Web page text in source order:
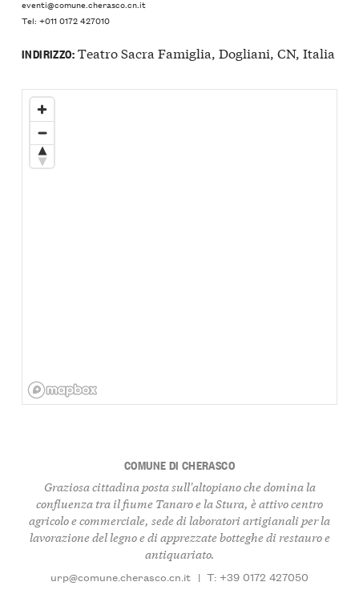
eventi@comune.cherasco.cn.it
Tel: +011 0172 427010
INDIRIZZO:Teatro Sacra Famiglia, Dogliani, CN, Italia
COMUNE DI CHERASCO
Graziosa cittadina posta sull'altopiano che domina la
confluenza tra il fiume Tanaro e la Stura, è attivo centro
agricolo e commerciale, sede di laboratori artigianali per la
lavorazione del legno e di apprezzate botteghe di restauro e
antiquariato.
urp@comune.cherasco.cn.it | T: +39 0172 427050